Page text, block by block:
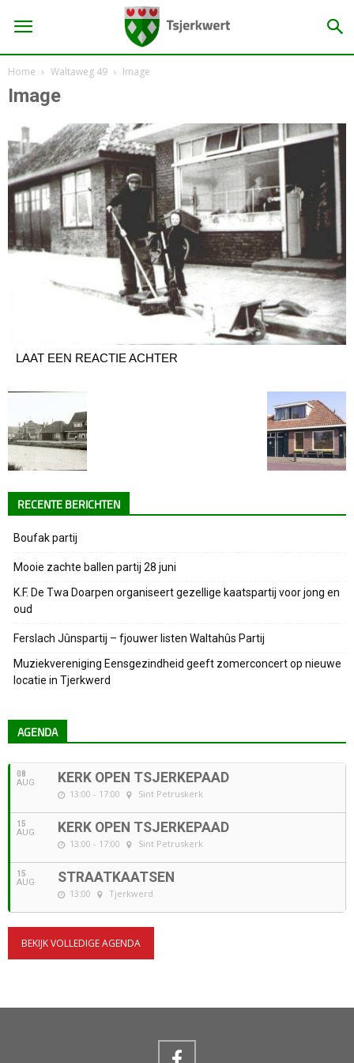
Home Waltaweg 49 Image
Image
LAAT EEN REACTIE ACHTER
RECENTE BERICHTEN
Boufak partij
Mooie zachte ballen partij 28 juni
K.F. De Twa Doarpen organiseert gezellige kaatspartij voor jong en
oud
Ferslach Jûnspartij – fjouwer listen Waltahûs Partij
Muziekvereniging Eensgezindheid geeft zomerconcert op nieuwe
locatie in Tjerkwerd
AGENDA
08
AUG KERK OPEN TSJERKEPAAD
13:00 - 17:00 Sint Petruskerk
15
AUG KERK OPEN TSJERKEPAAD
13:00 - 17:00 Sint Petruskerk
15
AUG STRAATKAATSEN
13:00 Tjerkwerd
BEKIJK VOLLEDIGE AGENDA